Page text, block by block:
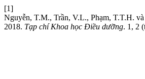
[1]
Nguyễn, T.M., Trần, V.L., Phạm, T.T.H.
2018. Tạp chí Khoa học Điều dưỡng. 1, 2